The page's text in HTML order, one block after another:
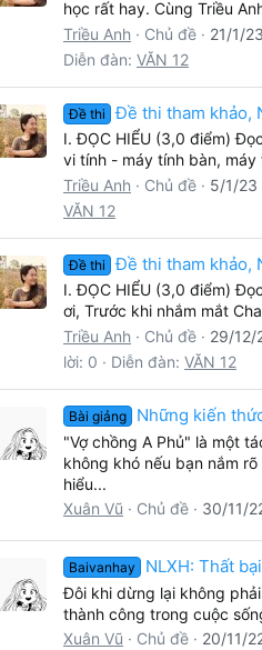
học rất hay. Cùng Triều
Triều Anh
Chủ đề 21/1/23
Diễn đàn: VĂN 12
Đề thi Đề thi tham khảo,
I. ĐỌC HIỂU (3,0 điểm)
vi tính - máy tính bàn,
Triều Anh
Chủ đề 5/1/23
VĂN 12
Đề thi Đề thi tham khảo,
I. ĐỌC HIỂU (3,0 điểm)
ơi, Trước khi nhắm mắt
Triều Anh
Chủ đề 29/12/
lời: 0
Diễn đàn: VĂN 12
Bài giảng Những kiến
"Vợ chồng A Phủ" là một
không khó nếu bạn nắm
hiểu...
Xuân Vũ
Chủ đề 30/11/
Baivanhay NLXH: Thất
Đôi khi dừng lại không
thành công trong cuộc
Xuân Vũ
Chủ đề 20/11/